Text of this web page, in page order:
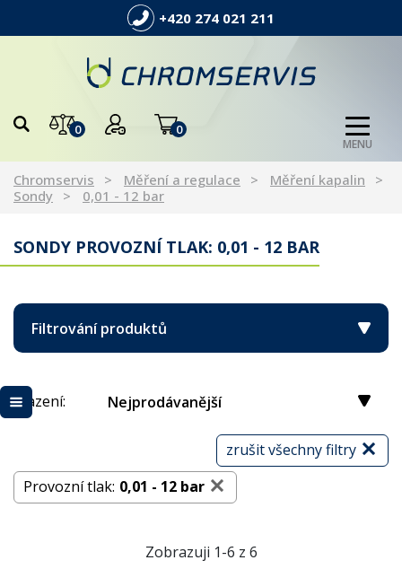
+420 274 021 211
0 0
MENU
Chromservis Měření a regulace
Měření kapalin
Sondy
0,01 - 12 bar
SONDY PROVOZNÍ TLAK: 0,01 - 12 BAR
Filtrování produktů
Řazení: Nejprodávanější
zrušit všechny filtry
Provozní tlak: 0,01 - 12 bar
Zobrazuji 1-6 z 6